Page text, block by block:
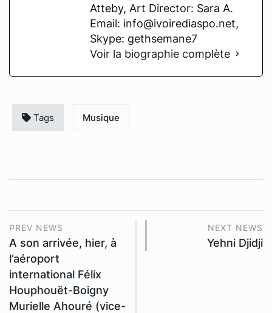
Atteby, Art Director: Sara A.
Email: info@ivoirediaspo.net,
Skype: gethsemane7
Voir la biographie complète
Tags Musique
PREV NEWS
A son arrivée, hier, à
l’aéroport
international Félix
Houphouët-Boigny
Murielle Ahouré (vice-
NEXT NEWS
Yehni Djidji